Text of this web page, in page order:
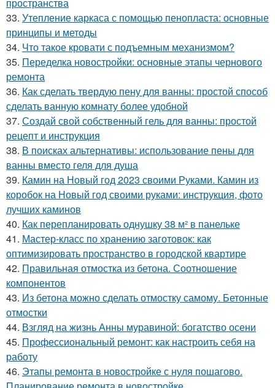
пространства
33. Утепление каркаса с помощью пенопласта: основные
принципы и методы
34. Что такое кровати с подъемным механизмом?
35. Переделка новостройки: основные этапы чернового
ремонта
36. Как сделать твердую пену для ванны: простой способ
сделать ванную комнату более удобной
37. Создай свой собственный гель для ванны: простой
рецепт и инструкция
38. В поисках альтернативы: использование пены для
ванны вместо геля для душа
39. Камин на Новый год 2023 своими Руками. Камин из
коробок на Новый год своими руками: инструкция, фото
лучших каминов
40. Как перепланировать однушку 38 м² в панельке
41. Мастер-класс по хранению заготовок: как
оптимизировать пространство в городской квартире
42. Правильная отмостка из бетона. Соотношение
компонентов
43. Из бетона можно сделать отмостку самому. Бетонные
отмостки
44. Взгляд на жизнь Анны муравиной: богатство осени
45. Профессиональный ремонт: как настроить себя на
работу
46. Этапы ремонта в новостройке с нуля пошагово.